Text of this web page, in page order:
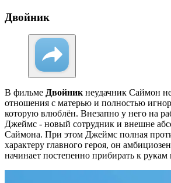
Двойник
В фильме Двойникнеудачник Саймон
отношения с матерью и полностью
которую влюблён. Внезапно у него на
Джеймс - новый сотрудник и внешне
Саймона. При этом Джеймс полная
характеру главного героя, он
начинает постепенно прибирать к